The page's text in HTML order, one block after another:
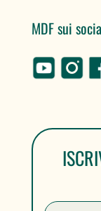
MDF sui